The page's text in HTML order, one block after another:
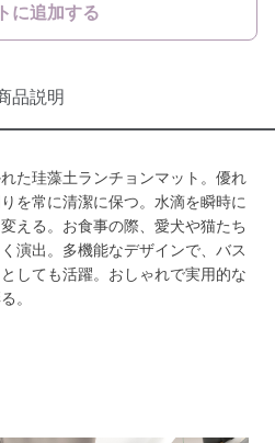
に追加する
品説明
た珪藻土ランチョンマット。優れ
を常に清潔に保つ。水滴を瞬時に
える。お食事の際、愛犬や猫たち
演出。多機能なデザインで、バス
しても活躍。おしゃれで実用的な
。